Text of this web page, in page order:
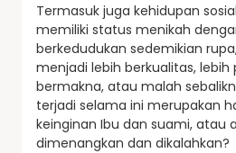
Termasuk juga kehidupan
memiliki status menikah
berkedudukan sedemikian
menjadi lebih berkualitas, lebih
bermakna, atau malah
terjadi selama ini merupakan
keinginan Ibu dan suami, atau
dimenangkan dan dikalahkan?